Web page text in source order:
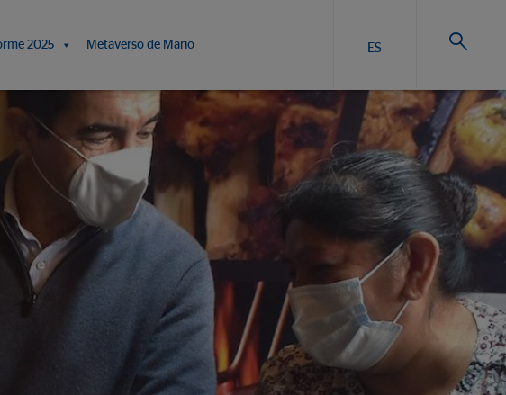
2025 Metaverso de Mario ES